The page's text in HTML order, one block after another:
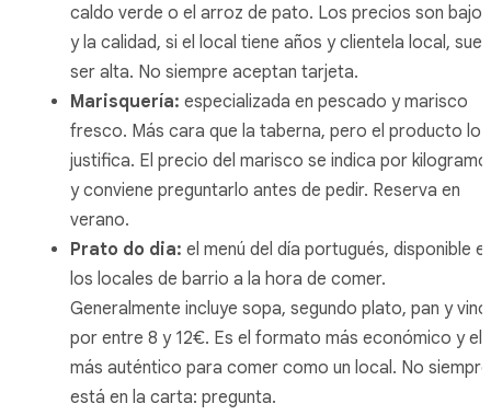
caldo verde o el arroz de pato. Los precios son bajos
y la calidad, si el local tiene años y clientela local,
ser alta. No siempre aceptan tarjeta.
Marisquería: especializada en pescado y marisco
fresco. Más cara que la taberna, pero el producto lo
justifica. El precio del marisco se indica por kilogramo
y conviene preguntarlo antes de pedir. Reserva en
verano.
Prato do dia: el menú del día portugués, disponible
los locales de barrio a la hora de comer.
Generalmente incluye sopa, segundo plato, pan y vino
por entre 8 y 12€. Es el formato más económico y el
más auténtico para comer como un local. No siempre
está en la carta: pregunta.